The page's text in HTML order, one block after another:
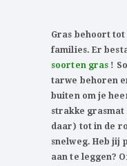
Gras behoort
families. Er
soorten gras !
tarwe behoren
buiten om je
strakke
daar) tot in de
snelweg. Heb jij
aan te leggen?